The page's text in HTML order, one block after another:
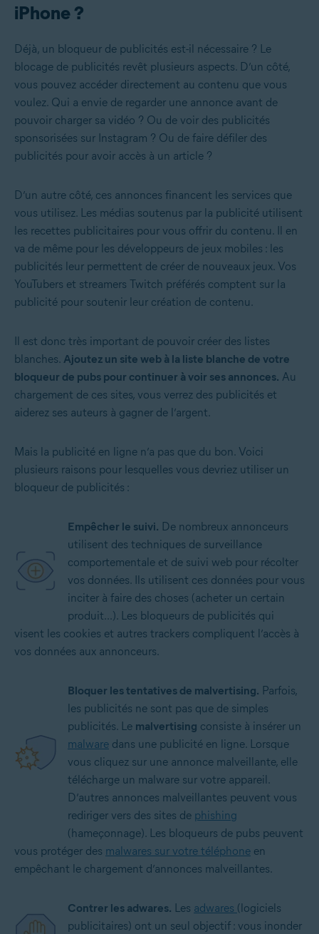
iPhone ?
Déjà, un bloqueur de publicités est-il nécessaire ? Le
blocage de publicités revêt plusieurs aspects. D’un côté,
vous pouvez accéder directement au contenu que vous
voulez. Qui a envie de regarder une annonce avant de
pouvoir charger sa vidéo ? Ou de voir des publicités
sponsorisées sur Instagram ? Ou de faire défiler des
publicités pour avoir accès à un article ?
D’un autre côté, ces annonces financent les services que
vous utilisez. Les médias soutenus par la publicité utilisent
les recettes publicitaires pour vous offrir du contenu. Il en
va de même pour les développeurs de jeux mobiles : les
publicités leur permettent de créer de nouveaux jeux. Vos
YouTubers et streamers Twitch préférés comptent sur la
publicité pour soutenir leur création de contenu.
Il est donc très important de pouvoir créer des listes
blanches. Ajoutez un site web à la liste blanche de votre
bloqueur de pubs pour continuer à voir ses annonces. Au
chargement de ces sites, vous verrez des publicités et
aiderez ses auteurs à gagner de l’argent.
Mais la publicité en ligne n’a pas que du bon. Voici
plusieurs raisons pour lesquelles vous devriez utiliser un
bloqueur de publicités :
Empêcher le suivi. De nombreux annonceurs
utilisent des techniques de surveillance
comportementale et de suivi web pour récolter
vos données. Ils utilisent ces données pour vous
inciter à faire des choses (acheter un certain
produit...). Les bloqueurs de publicités qui
visent les cookies et autres trackers compliquent l’accès à
vos données aux annonceurs.
Bloquer les tentatives de malvertising. Parfois,
les publicités ne sont pas que de simples
publicités. Le malvertising consiste à insérer un
malware dans une publicité en ligne. Lorsque
vous cliquez sur une annonce malveillante, elle
télécharge un malware sur votre appareil.
D’autres annonces malveillantes peuvent vous
rediriger vers des sites de phishing
(hameçonnage). Les bloqueurs de pubs peuvent
vous protéger des malwares sur votre téléphone en
empêchant le chargement d’annonces malveillantes.
Contrer les adwares. Les adwares (logiciels
publicitaires) ont un seul objectif : vous inonder